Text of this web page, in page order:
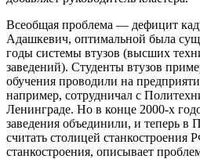
Всеобщая проблема — дефицит
Адашкевич, оптимальной была
годы системы втузов (высших
заведений). Студенты втузов
обучения проводили на
например, сотрудничал с
Ленинграде. Но в конце 2000-х
заведения объединили, и теперь в
считать столицей
станкостроения, описывает